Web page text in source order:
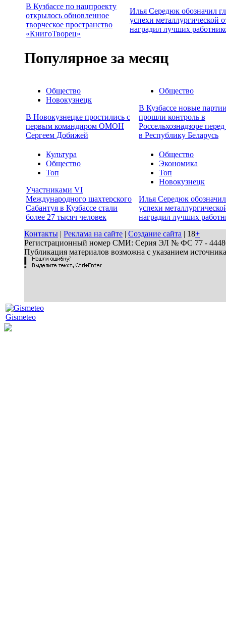
В Кузбассе по нацпроекту
открылось обновленное
творческое пространство
«КнигоТворец»
Илья Середюк обозначил
успехи металлургической
наградил лучших
Популярное за месяц
Общество
Новокузнецк
В Новокузнецке простились с
первым командиром ОМОН
Сергеем Добижей
Общество
В Кузбассе новые
прошли контроль в
Россельхознадзоре
в Республику Беларусь
Культура
Общество
Топ
Участниками VI
Международного шахтерского
Сабантуя в Кузбассе стали
более 27 тысяч человек
Общество
Экономика
Топ
Новокузнецк
Илья Середюк
успехи
наградил лучших
Контакты | Реклама на сайте | Создание сайта | 18+
Регистрационный номер СМИ: Серия ЭЛ № ФС 77 - 44486
Публикация материалов возможна с указанием
Gismeteo